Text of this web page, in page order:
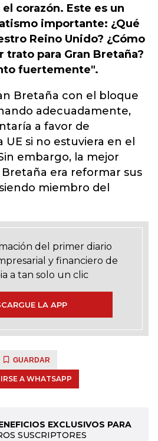
corazón. Este es un
importante: ¿Qué
Reino Unido? ¿Cómo
trato para Gran Bretaña?
fuertemente".
Bretaña con el bloque
adecuadamente,
a favor de
si no estuviera en el
embargo, la mejor
era reformar sus
miembro del
del primer diario
y financiero de
a tan solo un clic
LA APP
GUARDAR
A WHATSAPP
EXCLUSIVOS PARA
SUSCRIPTORES